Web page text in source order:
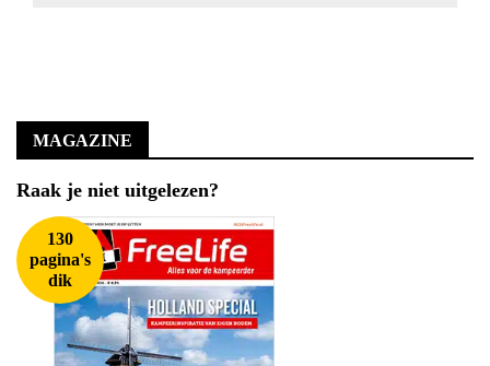
MAGAZINE
Raak je niet uitgelezen?
130
pagina's
dik